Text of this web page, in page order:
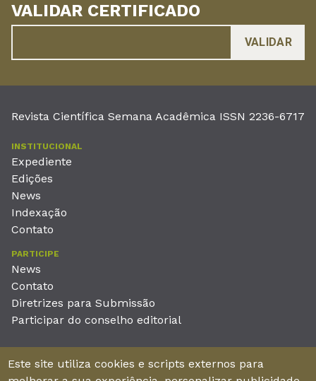
VALIDAR CERTIFICADO
Revista Científica Semana Acadêmica ISSN 2236-6717
INSTITUCIONAL
Expediente
Edições
News
Indexação
Contato
PARTICIPE
News
Contato
Diretrizes para Submissão
Participar do conselho editorial
Unieducar Inteligência Educacional Ltda
Este site utiliza cookies e scripts externos para